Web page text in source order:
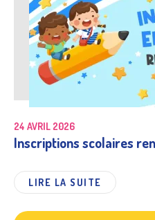
24 AVRIL 2026
Inscriptions scolaires
LIRE LA SUITE